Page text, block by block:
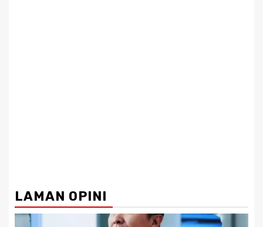
LAMAN OPINI